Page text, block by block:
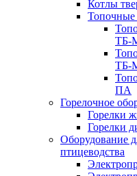
Котлы
Топочные
ТБ-
ТБ-
ПА
Горелочное
Горелки
Горелки
Оборудование
птицеводства